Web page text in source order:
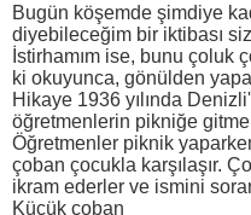
Bugün köşemde şimdiye
diyebileceğim bir iktibası
İstirhamım ise, bunu çoluk
ki okuyunca, gönülden
Hikaye 1936 yılında
öğretmenlerin pikniğe
Öğretmenler piknik
çoban çocukla karşılaşır.
ikram ederler ve ismini
Küçük çoban